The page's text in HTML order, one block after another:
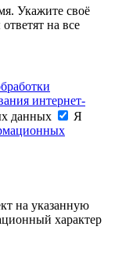
Укажите своё
на все
интернет-
данных
Я
на указанную
характер